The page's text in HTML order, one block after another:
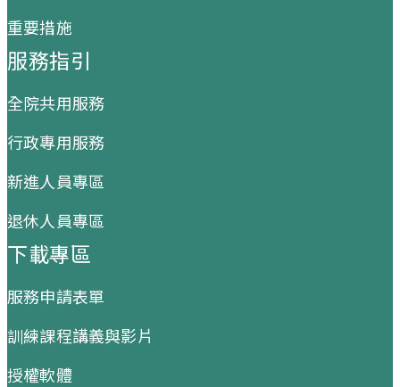
重要措施
服務指引
全院共用服務
行政專用服務
新進人員專區
退休人員專區
下載專區
服務申請表單
訓練課程講義與影片
授權軟體